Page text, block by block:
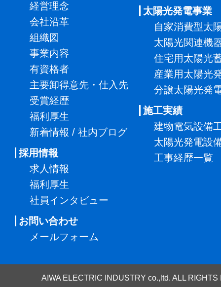
経営理念
会社沿革
組織図
事業内容
有資格者
主要卸得意先・仕入先
受賞経歴
福利厚生
新着情報 / 社内ブログ
採用情報
求人情報
福利厚生
社員インタビュー
お問い合わせ
メールフォーム
太陽光発電事業
自家消費型太
太陽光関連機
住宅用太陽光
産業用太陽光
分譲太陽光発
施工実績
建物電気設備
太陽光発電設
工事経歴一覧
AIWA ELECTRIC INDUSTRY co.,ltd. ALL